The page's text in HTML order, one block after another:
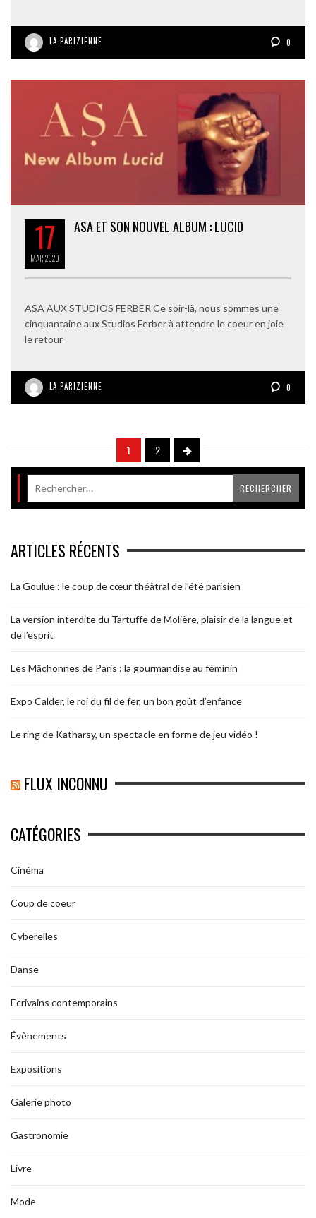
LA PARIZIENNE 0
17
MAR2020
ASA ET SON NOUVEL ALBUM : LUCID
ASA AUX STUDIOS FERBER Ce soir-là, nous sommes une
cinquantaine aux Studios Ferber à attendre le coeur en joie
le retour
LA PARIZIENNE 0
1 2
ARTICLES RÉCENTS
La Goulue : le coup de cœur théâtral de l’été parisien
La version interdite du Tartuffe de Molière, plaisir de la langue et
de l’esprit
Les Mâchonnes de Paris : la gourmandise au féminin
Expo Calder, le roi du fil de fer, un bon goût d’enfance
Le ring de Katharsy, un spectacle en forme de jeu vidéo !
FLUX INCONNU
CATÉGORIES
Cinéma
Coup de coeur
Cyberelles
Danse
Ecrivains contemporains
Évènements
Expositions
Galerie photo
Gastronomie
Livre
Mode